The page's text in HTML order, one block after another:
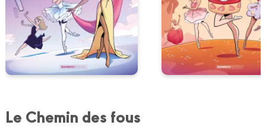
Le Chemin des fous